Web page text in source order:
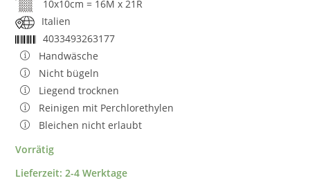
10x10cm = 16M x 21R
Italien
4033493263177
Handwäsche
Nicht bügeln
Liegend trocknen
Reinigen mit Perchlorethylen
Bleichen nicht erlaubt
Vorrätig
Lieferzeit:2-4 Werktage